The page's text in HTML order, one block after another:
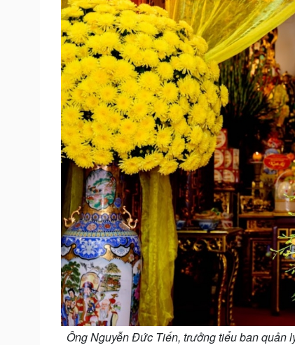
Ông Nguyễn Đức Tiến, trưởng tiểu ban quản